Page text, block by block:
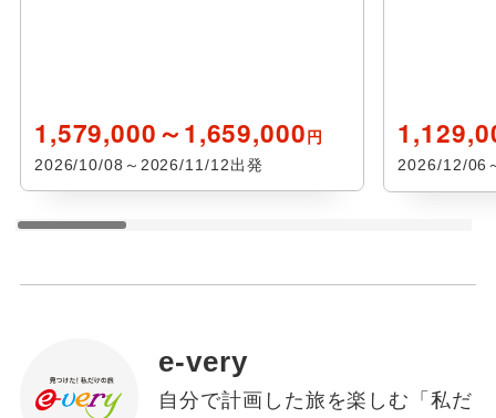
1,579,000～1,659,000円
2026/10/08～2026/11/12出発 2026/12/06
e-very
自分で計画した旅を楽しむ「私だ